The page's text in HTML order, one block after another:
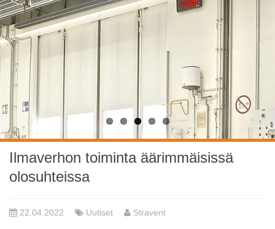
Ilmaverhon toiminta äärimmäisissä
olosuhteissa
22.04.2022 Uutiset Stravent